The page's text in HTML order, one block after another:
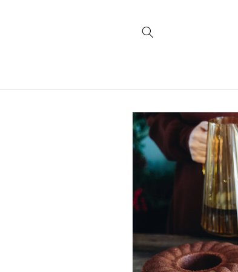
Passa alle
informazioni
sul prodotto